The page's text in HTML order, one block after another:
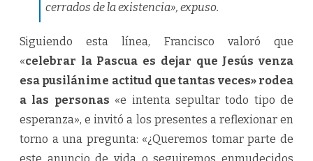
cerrados de la existencia», expuso.
Siguiendo esta línea, Francisco valoró que
«celebrar la Pascua es dejar que Jesús venza
esa pusilánime actitud que tantas veces» rodea
a las personas «e intenta sepultar todo tipo de
esperanza», e invitó a los presentes a reflexionar en
torno a una pregunta: «¿Queremos tomar parte de